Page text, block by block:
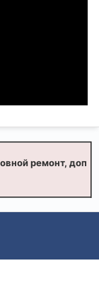
ремонт, доп